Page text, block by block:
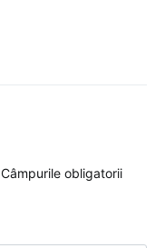
Câmpurile obligatorii